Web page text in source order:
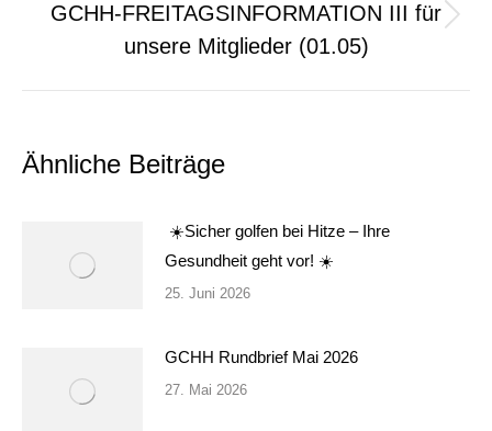
Beitrag:
GCHH-FREITAGSINFORMATION III für
unsere Mitglieder (01.05)
Ähnliche Beiträge
☀️Sicher golfen bei Hitze – Ihre
Gesundheit geht vor! ☀️
25. Juni 2026
GCHH Rundbrief Mai 2026
27. Mai 2026